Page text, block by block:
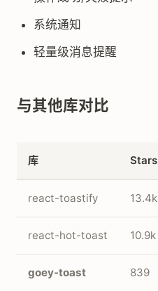
系统通知
轻量级消息提醒
与其他库对比
库 Stars
react-toastify 13.4k
react-hot-toast 10.9k
goey-toast 839